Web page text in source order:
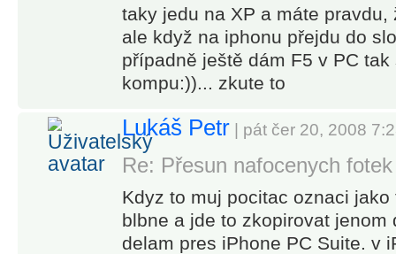
taky jedu na XP a máte
ale když na iphonu přejdu do
případně ještě dám F5 v PC
kompu:))... zkute to
Lukáš Petr | pát čer 20, 2008
Re: Přesun nafocenych
Kdyz to muj pocitac oznaci
blbne a jde to zkopirovat jenom
delam pres iPhone PC Suite. v